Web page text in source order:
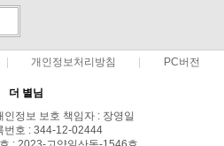
개인정보처리방침 PC버전
더 별님
인정보 보호 책임자 : 장영일
번호 : 344-12-02444